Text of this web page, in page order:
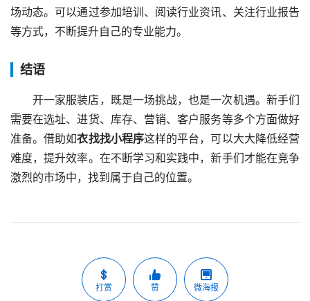
场动态。可以通过参加培训、阅读行业资讯、关注行业报告
等方式，不断提升自己的专业能力。
结语
开一家服装店，既是一场挑战，也是一次机遇。新手们
需要在选址、进货、库存、营销、客户服务等多个方面做好
准备。借助如衣找找小程序这样的平台，可以大大降低经营
难度，提升效率。在不断学习和实践中，新手们才能在竞争
激烈的市场中，找到属于自己的位置。
打赏 赞 微海报